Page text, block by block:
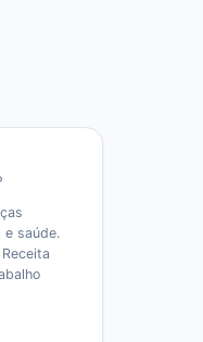
e saúde.